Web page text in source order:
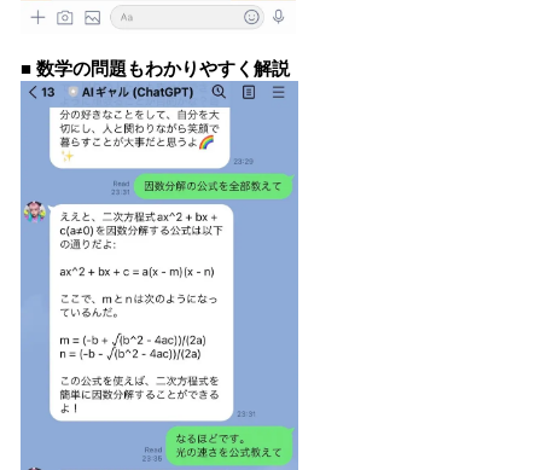
■ 数学の問題もわかりやすく解説